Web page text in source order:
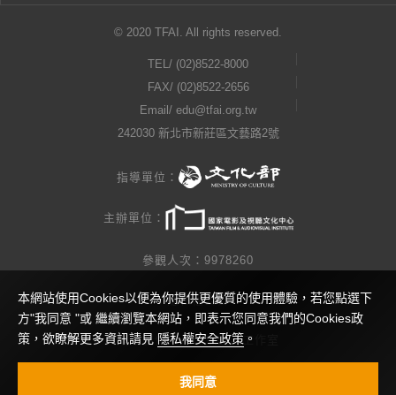
© 2020 TFAI. All rights reserved.
TEL/ (02)8522-8000
FAX/ (02)8522-2656
Email/ edu@tfai.org.tw
242030 新北市新莊區文藝路2號
指導單位：
主辦單位：
參觀人次：9978260
隱私權公告
網站製作 / 瓜口瓜設計工作室
視覺設計 / 查理小姐工作室
本網站使用Cookies以便為你提供更優質的使用體驗，若您點選下
方"我同意 "或 繼續瀏覽本網站，即表示您同意我們的Cookies政
策，欲瞭解更多資訊請見 隱私權安全政策 。
我同意